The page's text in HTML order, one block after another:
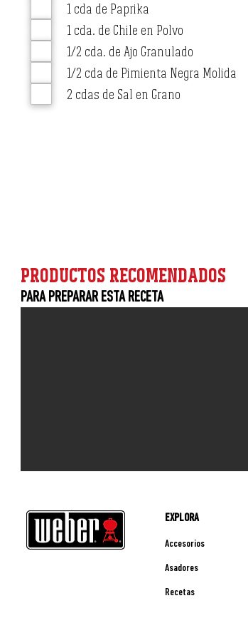
1 cda de Paprika
1 cda. de Chile en Polvo
1/2 cda. de Ajo Granulado
1/2 cda de Pimienta Negra Molida
2 cdas de Sal en Grano
PRODUCTOS RECOMENDADOS
PARA PREPARAR ESTA RECETA
EXPLORA
Accesorios
Asadores
Recetas